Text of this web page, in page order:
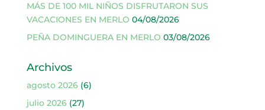
MÁS DE 100 MIL NIÑOS DISFRUTARON SUS
VACACIONES EN MERLO 04/08/2026
PEÑA DOMINGUERA EN MERLO 03/08/2026
Archivos
agosto 2026(6)
julio 2026(27)